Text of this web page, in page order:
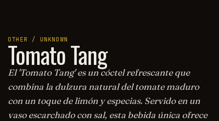
OTHER / UNKNOWN
Tomato Tang
El 'Tomato Tang' es un cóctel refrescante que
combina la dulzura natural del tomate maduro
con un toque de limón y especias. Servido en un
vaso escarchado con sal, esta bebida única ofrece